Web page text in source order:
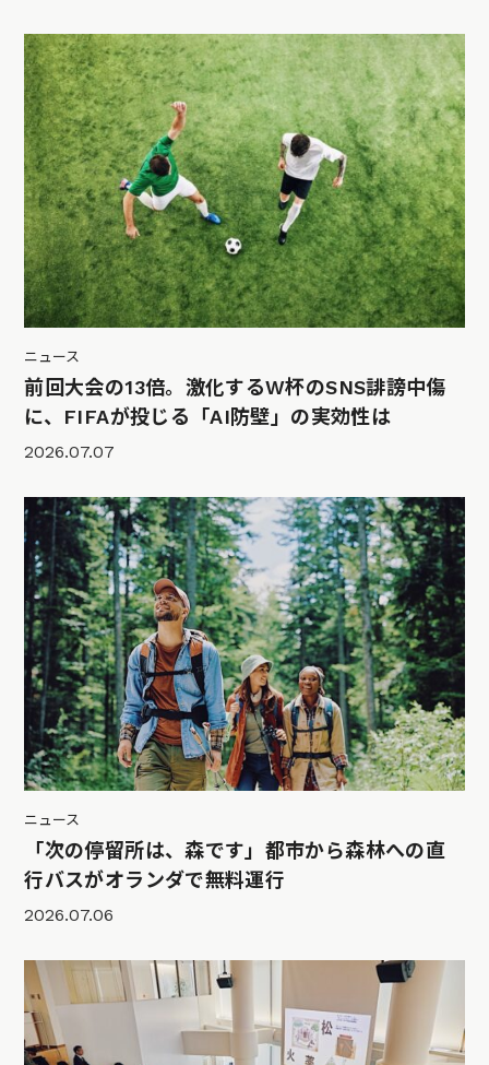
ニュース
前回大会の13倍。激化するW杯のSNS誹謗中傷
に、FIFAが投じる「AI防壁」の実効性は
2026.07.07
ニュース
「次の停留所は、森です」都市から森林への直
行バスがオランダで無料運行
2026.07.06